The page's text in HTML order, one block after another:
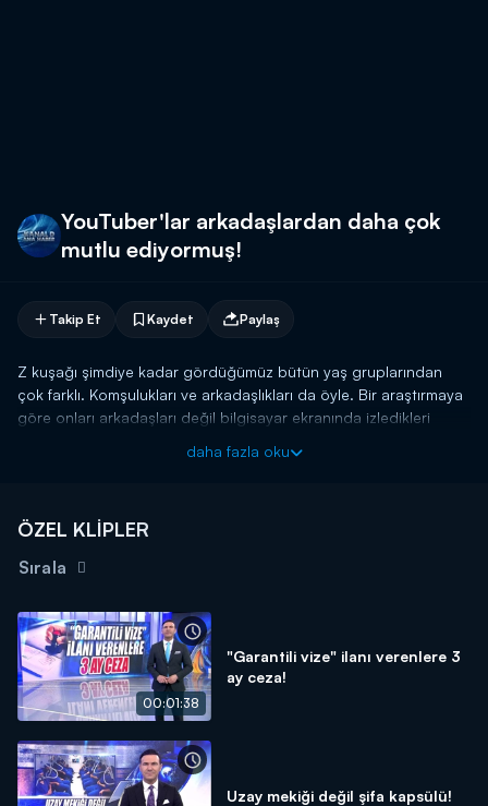
YouTuber'lar arkadaşlardan daha çok
mutlu ediyormuş!
Takip Et Kaydet Paylaş
Z kuşağı şimdiye kadar gördüğümüz bütün yaş gruplarından
çok farklı. Komşulukları ve arkadaşlıkları da öyle. Bir araştırmaya
göre onları arkadaşları değil bilgisayar ekranında izledikleri
daha fazla oku
ÖZEL KLİPLER
Sırala
00:01:38
"Garantili vize" ilanı verenlere 3
ay ceza!
Uzay mekiği değil şifa kapsülü!